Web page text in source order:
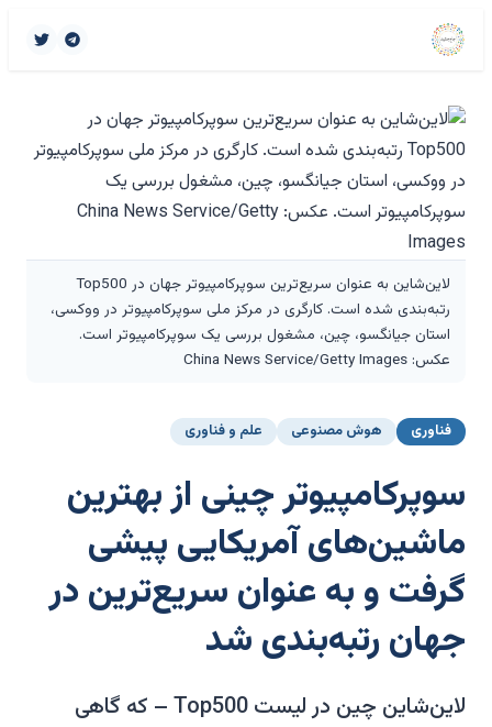
لاین‌شاین به عنوان سریع‌ترین سوپرکامپیوتر جهان در Top500
رتبه‌بندی شده است. کارگری در مرکز ملی سوپرکامپیوتر در ووکسی،
استان جیانگسو، چین، مشغول بررسی یک سوپرکامپیوتر است.
عکس: China News Service/Getty Images
فناوری هوش مصنوعی علم و فناوری
سوپرکامپیوتر چینی از بهترین
ماشین‌های آمریکایی پیشی
گرفت و به عنوان سریع‌ترین در
جهان رتبه‌بندی شد
لاین‌شاین چین در لیست Top500 – که گاهی